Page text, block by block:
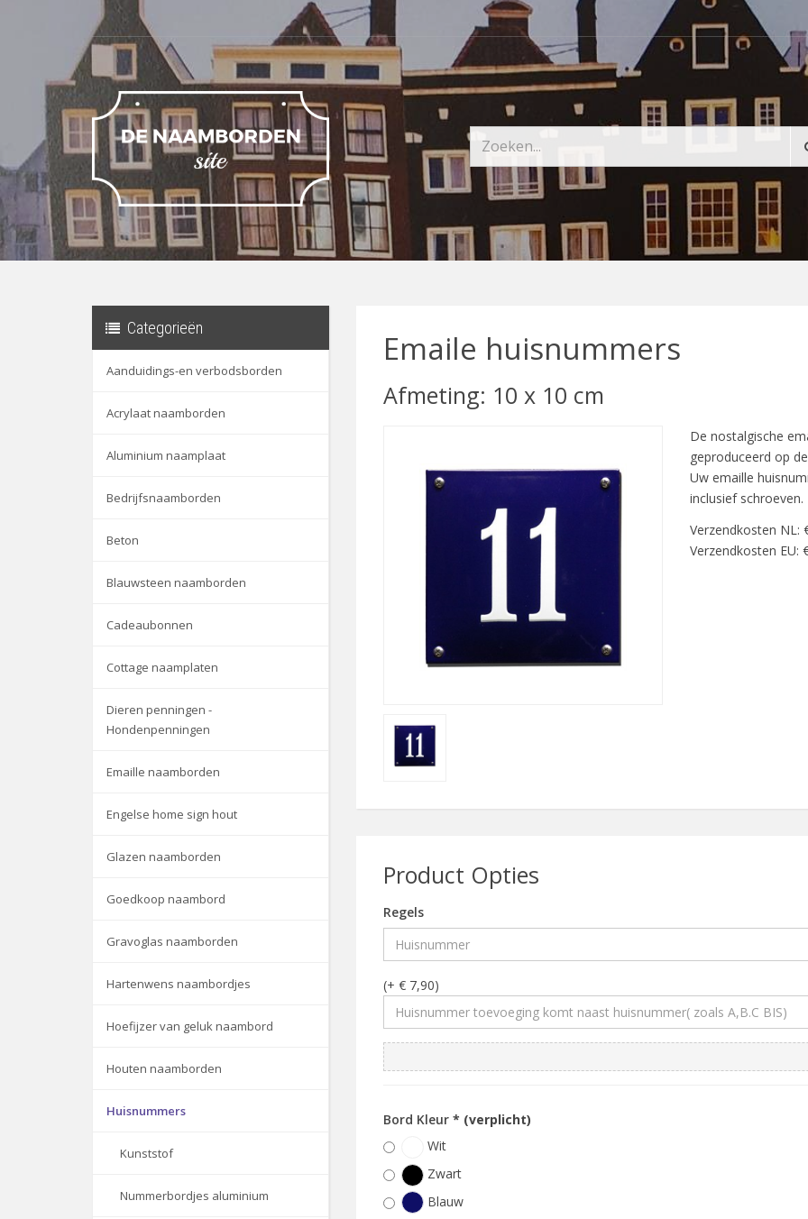
Categorieën
Aanduidings-en verbodsborden
Acrylaat naamborden
Aluminium naamplaat
Bedrijfsnaamborden
Beton
Blauwsteen naamborden
Cadeaubonnen
Cottage naamplaten
Dieren penningen -
Hondenpenningen
Emaille naamborden
Engelse home sign hout
Glazen naamborden
Goedkoop naambord
Gravoglas naamborden
Hartenwens naambordjes
Hoefijzer van geluk naambord
Houten naamborden
Huisnummers
Kunststof
Nummerbordjes aluminium
Emaile huisnummers
Afmeting: 10 x 10 cm
De nostalgische
geproduceerd op
Uw emaille
inclusief schroeven.
Verzendkosten NL:
Verzendkosten EU:
Product Opties
Regels
(+ € 7,90)
Bord Kleur * (verplicht)
Wit
Zwart
Blauw